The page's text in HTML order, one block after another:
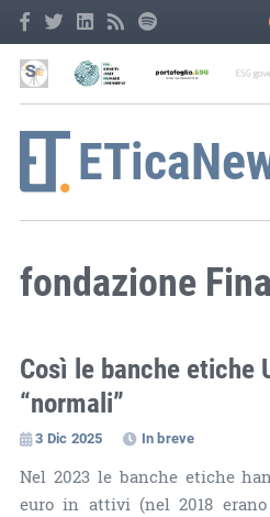
fondazione
Così le banche etiche
“normali”
3 Dic 2025 In breve
Nel 2023 le banche etiche
euro in attivi (nel 2018